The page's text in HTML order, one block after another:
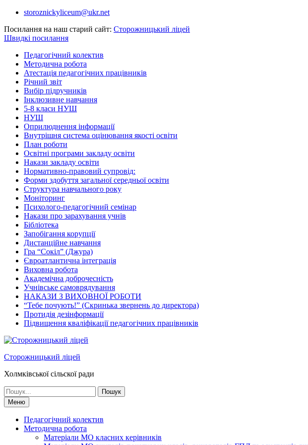
Перейти
вмісту
storoznickyliceum@ukr.net
Посилання на наш старий сайт: Сторожницький ліцей
Швидкі посилання
Педагогічний колектив
Методична робота
Атестація педагогічних працівників
Річний звіт
Вибір підручників
Інклюзивне навчання
5-8 класи НУШ
НУШ
Оприлюднення інформації
Внутрішня система оцінювання якості освіти
План роботи
Освітні програми закладу освіти
Накази закладу освіти
Нормативно-правовий супровід:
Форми здобуття загальної середньої освіти
Структура навчального року
Моніторинг
Психолого-педагогічний семінар
Накази про зарахування учнів
Бібліотека
Запобігання корупції
Дистанційне навчання
Гра “Сокіл” (Джура)
Євроатлантична інтеграція
Виховна робота
Академічна доброчесність
Учнівське самоврядування
НАКАЗИ З ВИХОВНОЇ РОБОТИ
“Тебе почують!” (Скринька звернень до директора)
Протидія дезінформації
Підвищення кваліфікації педагогічних працівників
Сторожницький ліцей
Холмківської сільскої ради
Шукати:
Меню
Педагогічний колектив
Методична робота
Матеріали МО класних керівників